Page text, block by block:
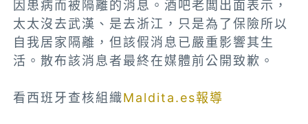
因患病而被隔離的消息。酒吧老闆出面表示，
太太沒去武漢、是去浙江，只是為了保險所以
自我居家隔離，但該假消息已嚴重影響其生
活。散布該消息者最終在媒體前公開致歉。
看西班牙查核組織Maldita.es報導